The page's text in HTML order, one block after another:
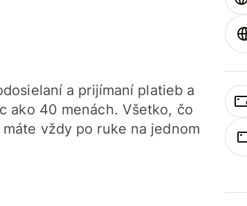
a prijímaní platieb a
ako 40 menách. Všetko, čo
vždy po ruke na jednom